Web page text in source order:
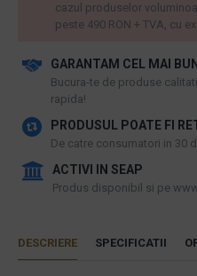
GARANTAM CEL MAI
​Bucura-te de produse
rapida!
PRODUSUL POATE FI
De catre consumatori in 30
ACTIVI IN SEAP
Produs disponibil si pe
cazul produselor
peste 490 RON + TVA, cu
DESCRIERE SPECIFICATII